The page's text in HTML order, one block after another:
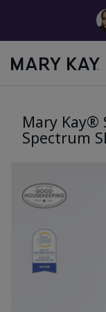
Mary Kay®
Spectrum